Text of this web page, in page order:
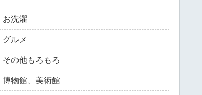
お洗濯
グルメ
その他もろもろ
博物館、美術館